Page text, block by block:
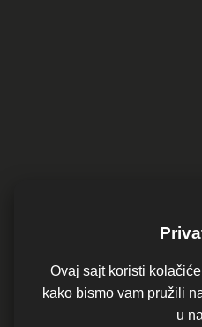
Ovaj sajt koristi
kako bismo vam pružili
u